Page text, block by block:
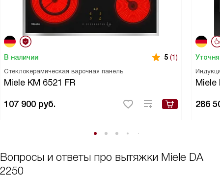
В наличии 5 (1)
Стеклокерамическая варочная панель
Miele KM 6521 FR
107 900 руб.
Miele
286
Вопросы и ответы про вытяжки Miele DA
2250